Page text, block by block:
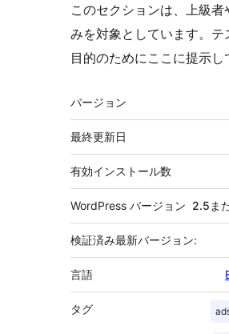
このセクションは、上級者
みを対象としています。テ
目的のためにここに提示し
メ
タ
バージョン
最終更新日
有効インストール数
WordPress バージョン 2.5ま
検証済み最新バージョン:
言語
タグ